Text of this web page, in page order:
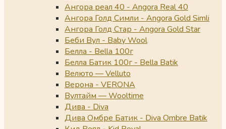
Ангора реал 40 - Angora Real 40
Ангора Голд Симли - Angora Gold Simli
Ангора Голд Стар - Angora Gold Star
Беби Вул - Baby Wool
Белла - Bella 100г
Белла Батик 100г - Bella Batik
Велюто — Velluto
Верона - VERONA
Вултайм — Wooltime
Дива - Diva
Дива Омбре Батик - Diva Ombre Batik